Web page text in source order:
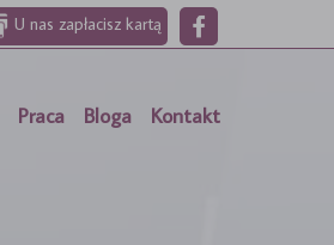
U nas zapłacisz kartą
Praca Bloga Kontakt